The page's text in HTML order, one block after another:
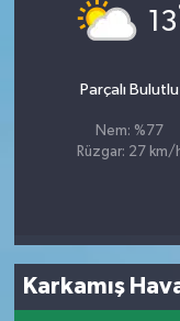
13
Parçalı Bulutlu
Nem: %77
Rüzgar: 27 km/
Karkamış